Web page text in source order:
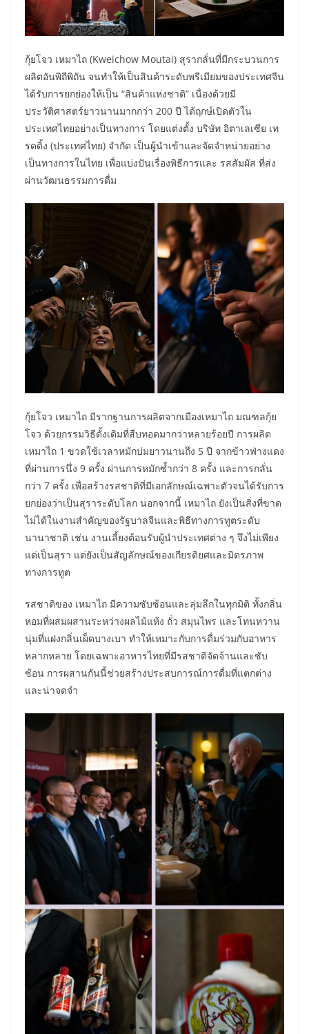
กุ้ยโจว เหมาไถ (Kweichow Moutai) สุรากลั่นที่มีกระบวนการ
ผลิตอันพิถีพิถัน จนทำให้เป็นสินค้าระดับพรีเมียมของประเทศจีน
ได้รับการยกย่องให้เป็น “สินค้าแห่งชาติ” เนื่องด้วยมี
ประวัติศาสตร์ยาวนานมากกว่า 200 ปี ได้ฤกษ์เปิดตัวใน
ประเทศไทยอย่างเป็นทางการ โดยแต่งตั้ง บริษัท อิตาเลเซีย เท
รดดิ้ง (ประเทศไทย) จำกัด เป็นผู้นำเข้าและจัดจำหน่ายอย่าง
เป็นทางการในไทย เพื่อแบ่งปันเรื่องพิธีการและ รสสัมผัส ที่ส่ง
ผ่านวัฒนธรรมการดื่ม
กุ้ยโจว เหมาไถ มีรากฐานการผลิตจากเมืองเหมาไถ มณฑลกุ้ย
โจว ด้วยกรรมวิธีดั้งเดิมที่สืบทอดมากว่าหลายร้อยปี การผลิต
เหมาไถ 1 ขวดใช้เวลาหมักบ่มยาวนานถึง 5 ปี จากข้าวฟ่างแดง
ที่ผ่านการนึ่ง 9 ครั้ง ผ่านการหมักซ้ำกว่า 8 ครั้ง และการกลั่น
กว่า 7 ครั้ง เพื่อสร้างรสชาติที่มีเอกลักษณ์เฉพาะตัวจนได้รับการ
ยกย่องว่าเป็นสุราระดับโลก นอกจากนี้ เหมาไถ ยังเป็นสิ่งที่ขาด
ไม่ได้ในงานสำคัญของรัฐบาลจีนและพิธีทางการทูตระดับ
นานาชาติ เช่น งานเลี้ยงต้อนรับผู้นำประเทศต่าง ๆ จึงไม่เพียง
แต่เป็นสุรา แต่ยังเป็นสัญลักษณ์ของเกียรติยศและมิตรภาพ
ทางการทูต
รสชาติของ เหมาไถ มีความซับซ้อนและลุ่มลึกในทุกมิติ ทั้งกลิ่น
หอมที่ผสมผสานระหว่างผลไม้แห้ง ถั่ว สมุนไพร และโทนหวาน
นุ่มที่แฝงกลิ่นเผ็ดบางเบา ทำให้เหมาะกับการดื่มร่วมกับอาหาร
หลากหลาย โดยเฉพาะอาหารไทยที่มีรสชาติจัดจ้านและซับ
ซ้อน การผสานกันนี้ช่วยสร้างประสบการณ์การดื่มที่แตกต่าง
และน่าจดจำ